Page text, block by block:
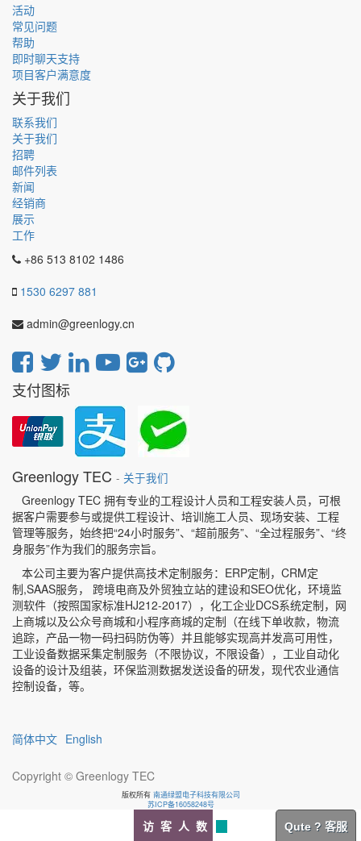
活动
常见问题
帮助
即时聊天支持
项目客户满意度
关于我们
联系我们
关于我们
招聘
邮件列表
新闻
经销商
展示
工作
+86 513 8102 1486
1530 6297 881
admin@greenlogy.cn
支付图标
Greenlogy TEC - 关于我们
Greenlogy TEC 拥有专业的工程设计人员和工程安装人员，可根
据客户需要参与或提供工程设计、培训施工人员、现场安装、工程
管理等服务，始终把“24小时服务”、“超前服务”、“全过程服务”、“终
身服务”作为我们的服务宗旨。
本公司主要为客户提供高技术定制服务：ERP定制，CRM定
制,SAAS服务， 跨境电商及外贸独立站的建设和SEO优化，环境监
测软件（按照国家标准HJ212-2017），化工企业DCS系统定制，网
上商城以及公众号商城和小程序商城的定制（在线下单收款，物流
追踪，产品一物一码扫码防伪等）并且能够实现高并发高可用性，
工业设备数据采集定制服务（不限协议，不限设备），工业自动化
设备的设计及组装，环保监测数据发送设备的研发，现代农业通信
控制设备，等。
简体中文 English
Copyright © Greenlogy TEC
版权所有 南通绿盟电子科技有限公司
苏ICP备16058248号
访 客 人 数 Qute ? 客服